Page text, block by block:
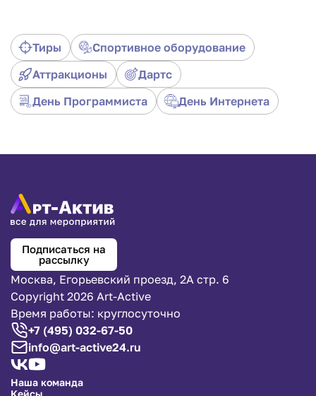
Тиры
Спортивное оборудование
Аттракционы
Дартс
День Программиста
День Интернета
Подписаться на
рассылку
Москва, Егорьевский проезд, 2А стр. 6
Copyright 2026 Art-Active
Время работы: круглосуточно
+7 (495) 032-67-50
info@art-active24.ru
Наша команда
Кейсы